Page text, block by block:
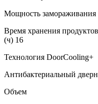
Мощность замораживания
Время хранения
(ч) 16
Технология DoorCоoling+
Антибактериальный
Объем